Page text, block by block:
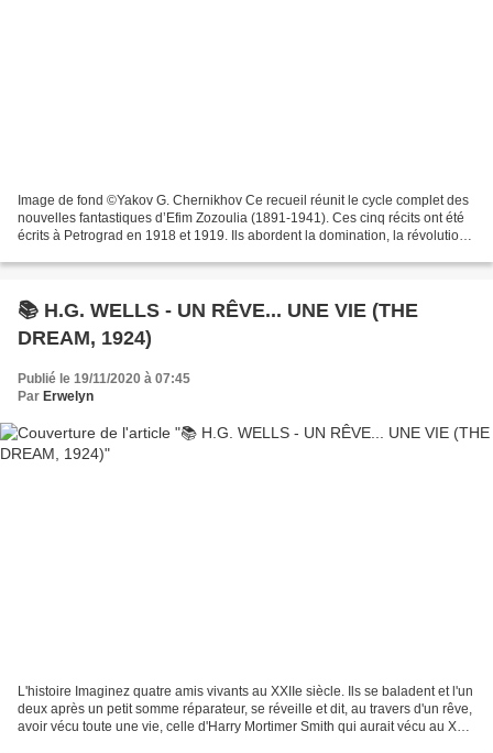
Image de fond ©Yakov G. Chernikhov Ce recueil réunit le cycle complet des
nouvelles fantastiques d’Efim Zozoulia (1891-1941). Ces cinq récits ont été
écrits à Petrograd en 1918 et 1919. Ils abordent la domination, la révolution,
📚 H.G. WELLS - UN RÊVE... UNE VIE (THE
DREAM, 1924)
Publié le 19/11/2020 à 07:45
Par Erwelyn
L'histoire Imaginez quatre amis vivants au XXIIe siècle. Ils se baladent et l'un
deux après un petit somme réparateur, se réveille et dit, au travers d'un rêve,
avoir vécu toute une vie, celle d'Harry Mortimer Smith qui aurait vécu au XXe